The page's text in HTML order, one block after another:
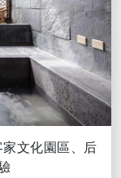
文化園區、后